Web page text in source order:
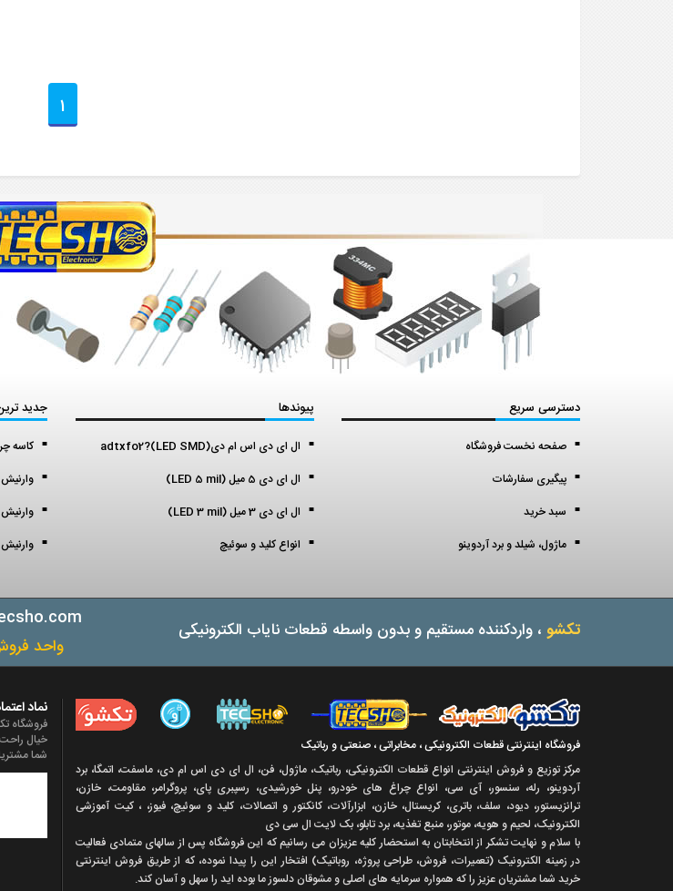
1
دسترسی سریع
صفحه نخست فروشگاه
پیگیری سفارشات
سبد خرید
ماژول، شیلد و برد آردوینو
پیوندها
ال ای دی اس ام دی(LED SMD)?adtxfo2
ال ای دی 5 میل (LED 5 mil)
ال ای دی 3 میل (LED 3 mil)
انواع کلید و سوئیچ
جدید
کاسه
وارنیش
تکشو ، واردکننده مستقیم و بدون واسطه قطعات نایاب الکترونیکی
واحد
فروشگاه اینترنتی قطعات الکترونیکی ، مخابراتی ، صنعتی و رباتیک
مرکز توزیع و فروش اینترنتی انواع قطعات الکترونیکی، رباتیک، ماژول، فن، ال ای دی اس ام دی، ماسفت، اتمگا، برد
آردوینو، رله، سنسور، آی سی، انواع چراغ های خودرو، پنل خورشیدی، رسپبری پای، پروگرامر، مقاومت، خازن،
ترانزیستور، دیود، سلف، باتری، کریستال، خازن، ابزارآلات، کانکتور و اتصالات، کلید و سوئیچ، فیوز، ، کیت آموزشی
الکترونیک، لحیم و هویه، موتور، منبع تغذیه، برد تابلو، بک لایت ال سی دی
با سلام و نهايت تشکر از انتخابتان به استحضار کليه عزيزان می رسانيم که اين فروشگاه پس از سالهای متمادی فعاليت
در زمينه الکترونيک (تعميرات، فروش، طراحی پروژه، روباتيک) افتخار اين را پيدا نموده، که از طريق فروش اينترنتی
خريد شما مشتريان عزيز را که همواره سرمايه های اصلی و مشوقان دلسوز ما بوده ايد را سهل و آسان کند.
نماد
فروشگاه
خیال راحت
شما